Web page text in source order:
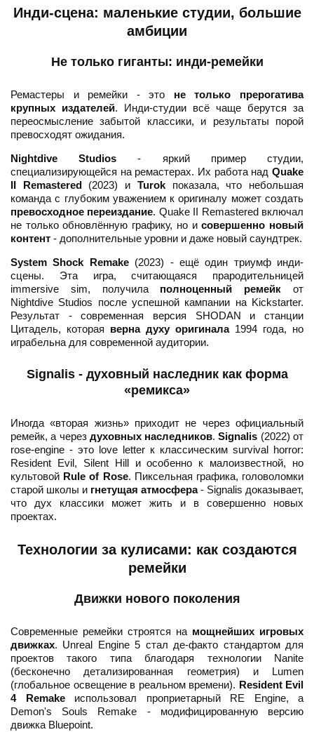
Инди-сцена: маленькие студии, большие
амбиции
Не только гиганты: инди-ремейки
Ремастеры и ремейки - это не только прерогатива
крупных издателей. Инди-студии всё чаще берутся за
переосмысление забытой классики, и результаты порой
превосходят ожидания.
Nightdive Studios - яркий пример студии,
специализирующейся на ремастерах. Их работа над Quake
II Remastered(2023) и Turokпоказала, что небольшая
команда с глубоким уважением к оригиналу может создать
превосходное переиздание. Quake II Remastered включал
не только обновлённую графику, но исовершенно новый
контент - дополнительные уровни и даже новый саундтрек.
System Shock Remake(2023) - ещё один триумф инди-
сцены. Эта игра, считающаяся прародительницей
immersive sim, получила полноценный ремейк от
Nightdive Studios после успешной кампании на Kickstarter.
Результат - современная версия SHODAN и станции
Цитадель, которая верна духу оригинала1994 года, но
играбельна для современной аудитории.
Signalis - духовный наследник как форма
«ремикса»
Иногда «вторая жизнь» приходит не через официальный
ремейк, а через духовных наследников.Signalis (2022) от
rose-engine - это love letter к классическим survival horror:
Resident Evil, Silent Hill и особенно к малоизвестной, но
культовой Rule of Rose. Пиксельная графика, головоломки
старой школы и гнетущая атмосфера- Signalis доказывает,
что дух классики может жить и в совершенно новых
проектах.
Технологии за кулисами: как создаются
ремейки
Движки нового поколения
Современные ремейки строятся на мощнейших игровых
движках. Unreal Engine 5 стал де-факто стандартом для
проектов такого типа благодаря технологии Nanite
(бесконечно детализированная геометрия) и Lumen
(глобальное освещение в реальном времени). Resident Evil
4 Remakeиспользовал проприетарный RE Engine, а
Demon's Souls Remake - модифицированную версию
движка Bluepoint.